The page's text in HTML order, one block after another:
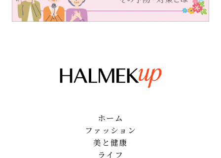
ホーム
ファッション
美と健康
ライフ